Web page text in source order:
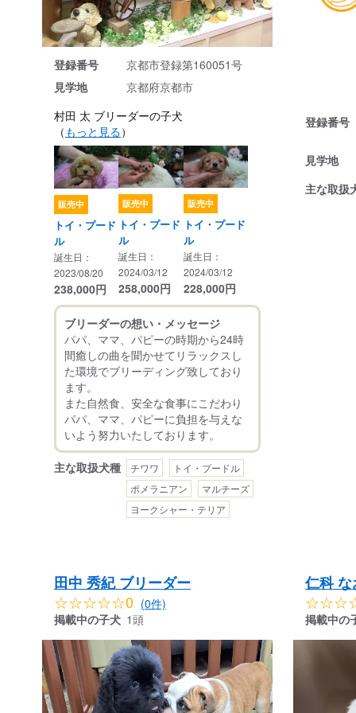
登録番号
京都市登録第160051号
見学地
京都府京都市
村田 太 ブリーダーの子犬
（ もっと見る）
販売中
トイ・プード
ル
誕生日：
2023/08/20
238,000円
販売中
トイ・プード
ル
誕生日：
2024/03/12
258,000円
販売中
トイ・プード
ル
誕生日：
2024/03/12
228,000円
ブリーダーの想い・メッセージ
パパ、ママ、パピーの時期から24時
間癒しの曲を聞かせてリラックスし
た環境でブリーディング致しており
ます。
また自然食、安全な食事にこだわり
パパ、ママ、パピーに負担を与えな
主な取扱犬種 チワワ
トイ・プードル
ポメラニアン
マルチーズ
ヨークシャー・テリア
登録番号
見学地
主な取扱
田中 秀紀 ブリーダー
☆☆☆☆☆0 (0件)
掲載中の子犬 1頭
仁科
掲載中の